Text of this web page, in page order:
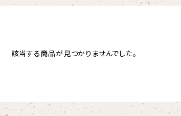
該当する商品が見つかりませんでした。